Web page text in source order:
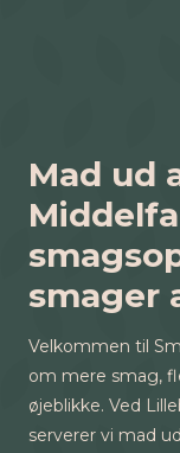
Mad ud
smager
Velkommen til
om mere smag,
øjeblikke. Ved
serverer vi mad